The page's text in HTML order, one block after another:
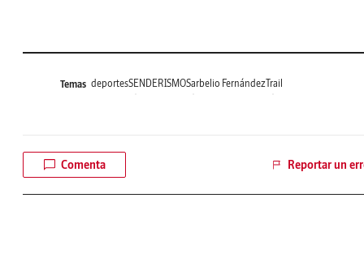
Temas deportesSENDERISMOSarbelio FernándezTrail
Comenta Reportar un